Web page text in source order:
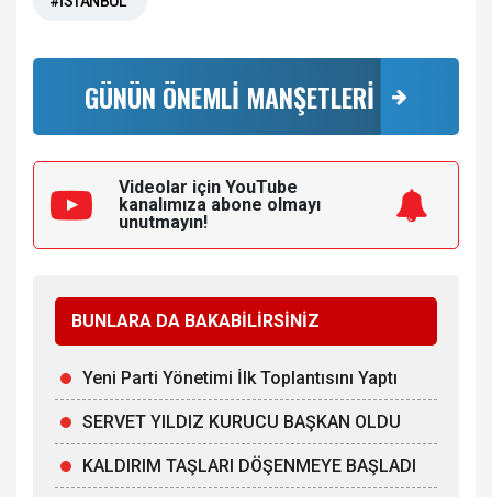
GÜNÜN ÖNEMLİ MANŞETLERİ
Videolar için YouTube
kanalımıza abone olmayı
unutmayın!
BUNLARA DA BAKABİLİRSİNİZ
Yeni Parti Yönetimi İlk Toplantısını Yaptı
SERVET YILDIZ KURUCU BAŞKAN OLDU
KALDIRIM TAŞLARI DÖŞENMEYE BAŞLADI